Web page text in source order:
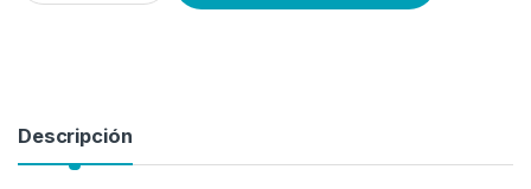
Descripción